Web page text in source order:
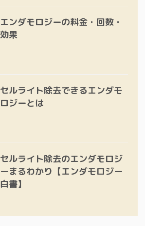
エンダモロジーの料金・回数・
効果
セルライト除去できるエンダモ
ロジーとは
セルライト除去のエンダモロジ
ーまるわかり【エンダモロジー
白書】